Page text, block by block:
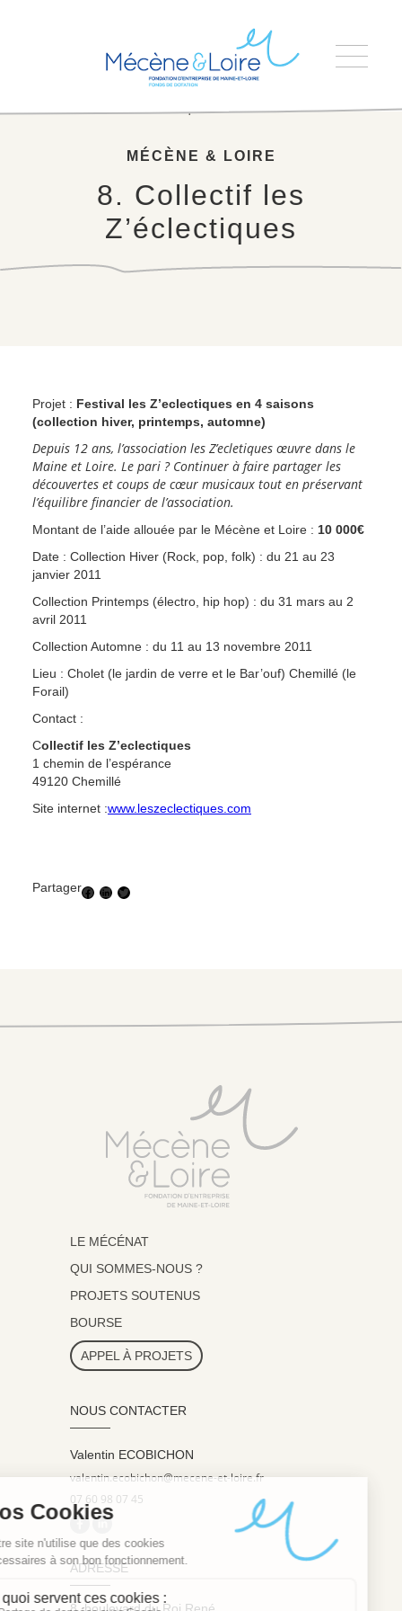
MÉCÈNE & LOIRE
8. Collectif les
Z’éclectiques
Projet : Festival les Z’eclectiques en 4 saisons
(collection hiver, printemps, automne)
Depuis 12 ans, l’association les Z’ecletiques œuvre dans le
Maine et Loire. Le pari ? Continuer à faire partager les
découvertes et coups de cœur musicaux tout en préservant
l’équilibre financier de l’association.
Montant de l’aide allouée par le Mécène et Loire : 10 000€
Date : Collection Hiver (Rock, pop, folk) : du 21 au 23
janvier 2011
Collection Printemps (électro, hip hop) : du 31 mars au 2
avril 2011
Collection Automne : du 11 au 13 novembre 2011
Lieu : Cholet (le jardin de verre et le Bar’ouf) Chemillé (le
Forail)
Contact :
Collectif les Z’eclectiques
1 chemin de l’espérance
49120 Chemillé
Site internet :www.leszeclectiques.com
PartagerFacebook
LinkedIn
Twitter
LE MÉCÉNAT
QUI SOMMES-NOUS ?
PROJETS SOUTENUS
BOURSE
APPEL À PROJETS
NOUS CONTACTER
Valentin ECOBICHON
valentin.ecobichon@mecene-et-loire.fr
07 60 98 07 45
ADRESSE